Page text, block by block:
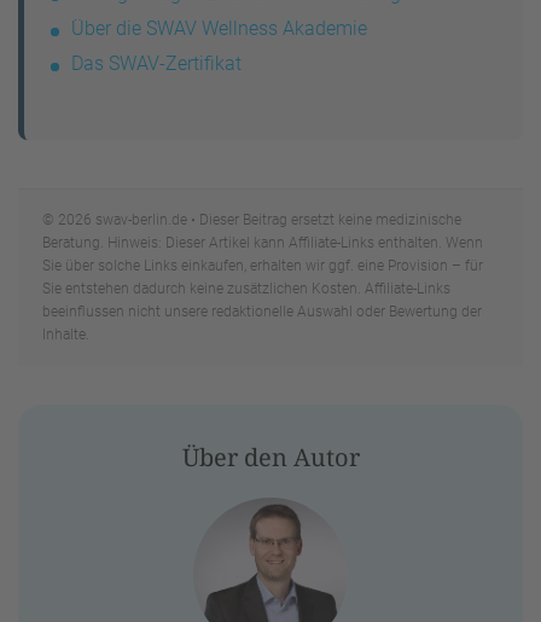
Über die SWAV Wellness Akademie
Das SWAV-Zertifikat
© 2026 swav-berlin.de • Dieser Beitrag ersetzt keine medizinische
Beratung. Hinweis: Dieser Artikel kann Affiliate-Links enthalten. Wenn
Sie über solche Links einkaufen, erhalten wir ggf. eine Provision – für
Sie entstehen dadurch keine zusätzlichen Kosten. Affiliate-Links
beeinflussen nicht unsere redaktionelle Auswahl oder Bewertung der
Inhalte.
Über den Autor